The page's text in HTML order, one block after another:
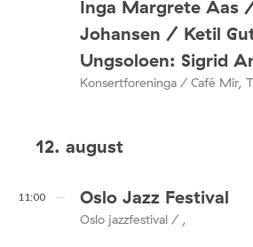
Inga Margrete Aas
Johansen / Ketil
Ungsoloen: Sigrid
Konsertforeninga / Café Mir,
12. august
11:00 Oslo Jazz Festival
Oslo jazzfestival / ,